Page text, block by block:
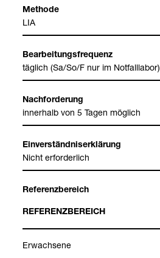
Methode
LIA
Bear­bei­tungs­fre­quenz
täg­lich (Sa/So/F nur im Not­fall­la­bor)
Nach­for­de­rung
inner­halb von 5 Tagen mög­lich
Ein­ver­ständ­nis­er­klä­rung
Nicht erfor­der­lich
Refe­renz­be­reich
REFE­RENZ­BE­REICH
Erwach­sene